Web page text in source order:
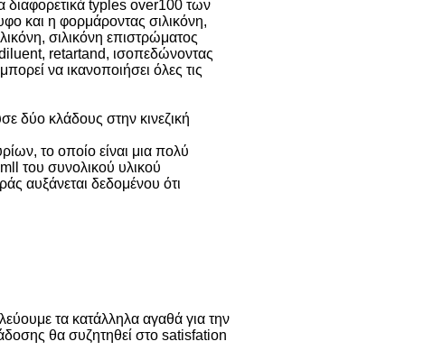
διαφορετικά typles over100 των
και η φορμάροντας σιλικόνη,
σιλικόνη επιστρώματος
retartand, ισοπεδώνοντας
να ικανοποιήσει όλες τις
δύο κλάδους στην κινεζική
το οποίο είναι μια πολύ
του συνολικού υλικού
αυξάνεται δεδομένου ότι
τα κατάλληλα αγαθά για την
θα συζητηθεί στο satisfation